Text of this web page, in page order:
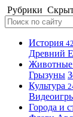
Рубрики
История
Древний
Животные
Грызуны
Культура
Города и